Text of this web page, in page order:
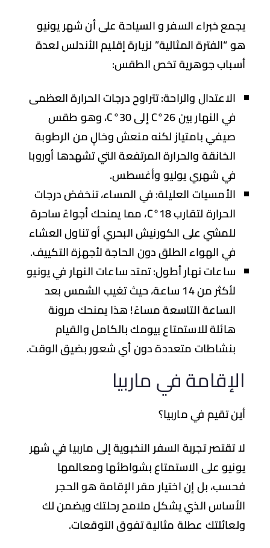
خبراء السفر و السياحة على أن شهر يونيو
“الفترة المثالية” لزيارة إقليم الأندلس لعدة
جوهرية تخص الطقس:
الاعتدال والراحة:تتراوح درجات الحرارة العظمى
في النهار بين26°C إلى 30°C
، وهو طقس
صيفي بامتياز لكنه منعش وخالٍ من الرطوبة
الخانقة والحرارة المرتفعة التي تشهدها أوروبا
في شهري يوليو وأغسطس.
الأمسيات العليلة:في المساء، تنخفض درجات
الحرارة لتقارب18°C
، مما يمنحك أجواءً ساحرة
للمشي على الكورنيش البحري أو تناول العشاء
في الهواء الطلق دون الحاجة لأجهزة التكييف.
ساعات نهار أطول:تمتد ساعات النهار في يونيو
لأكثر من14 ساعة
، حيث تغيب الشمس بعد
الساعة التاسعة مساءً! هذا يمنحك مرونة
هائلة للاستمتاع بيومك بالكامل والقيام
بنشاطات متعددة دون أي شعور بضيق الوقت.
في ماربيا
تقيم في ماربيا؟
تقتصر تجربة السفر النخبوية إلى ماربيا في شهر
على الاستمتاع بشواطئها ومعالمها
بل إن اختيار مقر الإقامة هو الحجر
الذي يشكل ملامح رحلتك ويضمن لك
عطلة مثالية تفوق التوقعات.